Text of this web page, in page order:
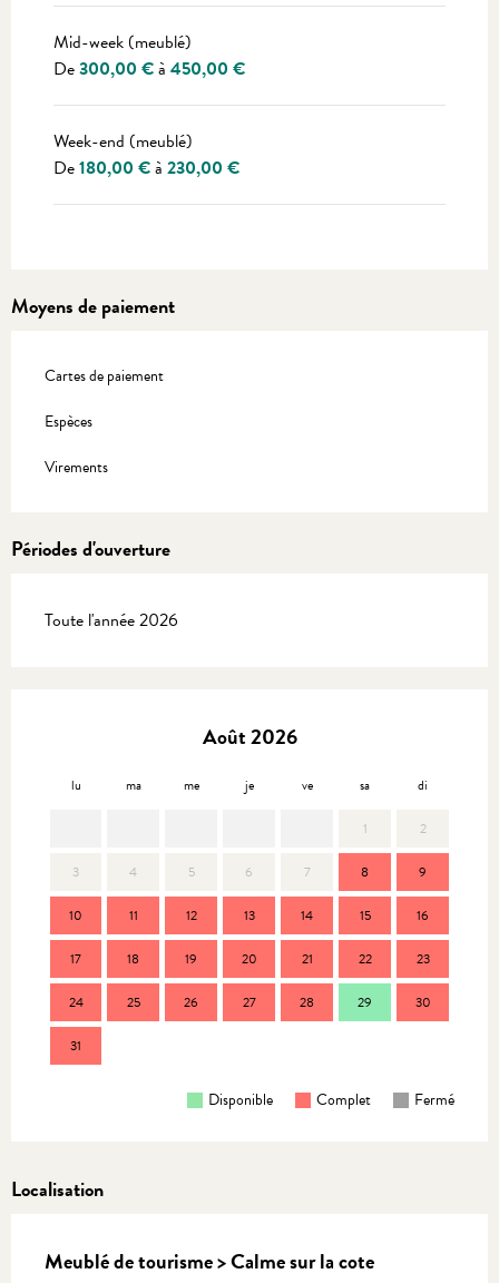
Mid-week (meublé)
De300,00 €à 450,00 €
Week-end (meublé)
De180,00 €à 230,00 €
Moyens de paiement
Cartes de paiement
Espèces
Virements
Périodes d'ouverture
Toute l'année 2026
Août 2026
lu ma me je ve sa di
1 2
3 4 5 6 7 8 9
10 11 12 13 14 15 16
17 18 19 20 21 22 23
24 25 26 27 28 29 30
31
Disponible Complet Fermé
Localisation
Meublé de tourisme > Calme sur la cote